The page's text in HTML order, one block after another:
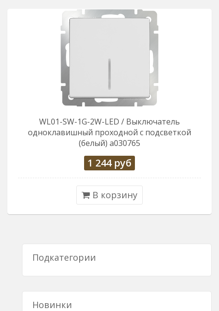
WL01-SW-1G-2W-LED / Выключатель
одноклавишный проходной с подсветкой
(белый) a030765
1 244руб
В корзину
Подкатегории
Новинки